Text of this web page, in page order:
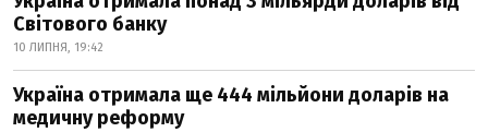
Світового банку
10 ЛИПНЯ, 19:42
Україна отримала ще 444 мільйони доларів на
медичну реформу